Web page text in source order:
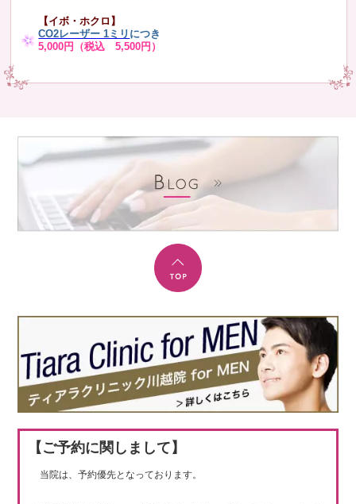
【イボ・ホクロ】
CO2レーザー 1ミリ につき
5,000円（税込 5,500円）
【ご予約に関しまして】
当院は、予約優先となっております。